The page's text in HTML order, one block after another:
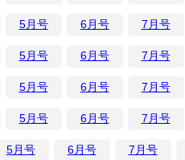
5月号 6月号 7月号
5月号 6月号 7月号
5月号 6月号 7月号
5月号 6月号 7月号
5月号 6月号 7月号